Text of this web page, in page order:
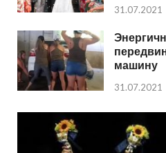
31.07.2021
машину
31.07.2021